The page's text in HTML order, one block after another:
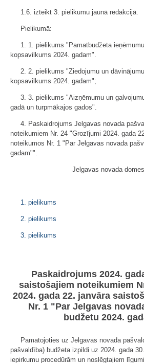
1.6. izteikt 3. pielikumu jaunā redakcijā.
Pielikumā:
1. 1. pielikums "Pamatbudžeta
kopsavilkums 2024. gadam".
2. 2. pielikums "Ziedojumu un
kopsavilkums 2024. gadam";
3. 3. pielikums "Aizņēmumu un
gadā un turpmākajos gados".
4. Paskaidrojums Jelgavas novada
noteikumiem Nr. 24 "Grozījumi 2024. gada
noteikumos Nr. 1 "Par Jelgavas novada
gadam"".
Jelgavas novada
1. pielikums
2. pielikums
3. pielikums
Paskaidrojums 2024.
saistošajiem noteikumiem
2024. gada 22. janvāra
Nr. 1 "Par Jelgavas
budžetu 2024.
Pamatojoties uz Jelgavas novada
pašvaldība) budžeta izpildi uz 2024. gada
iepirkumu procedūrām un noslēgtajiem